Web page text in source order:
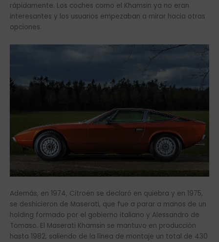
rápidamente. Los coches como el Khamsin ya no eran
interesantes y los usuarios empezaban a mirar hacia otras
opciones.
Además, en 1974, Citroën se declaró en quiebra y en 1975,
se deshicieron de Maserati, que fue a parar a manos de un
holding formado por el gobierno italiano y Alessandro de
Tomaso. El Maserati Khamsin se mantuvo en producción
hasta 1982, saliendo de la línea de montaje un total de 430